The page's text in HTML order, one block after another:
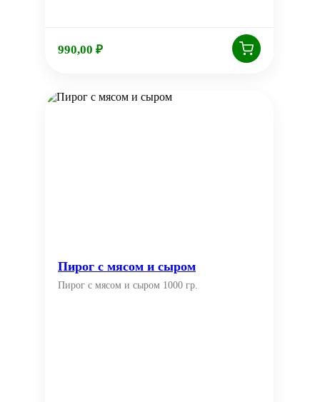
990,00 ₽
Пирог с мясом и сыром
Пирог с мясом и сыром 1000 гр.